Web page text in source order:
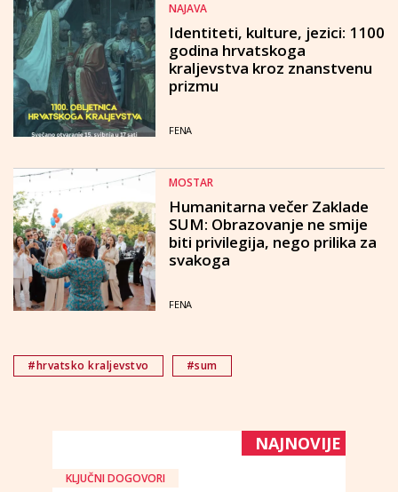
NAJAVA
Identiteti, kulture, jezici: 1100
godina hrvatskoga
kraljevstva kroz znanstvenu
prizmu
FENA
MOSTAR
Humanitarna večer Zaklade
SUM: Obrazovanje ne smije
biti privilegija, nego prilika za
svakoga
FENA
#hrvatsko kraljevstvo #sum
NAJNOVIJE
KLJUČNI DOGOVORI